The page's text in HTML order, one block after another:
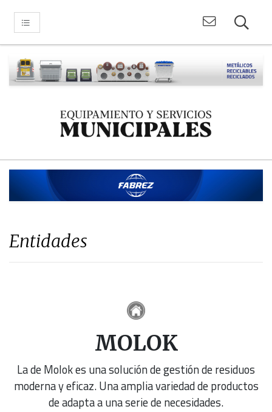
Entidades
MOLOK
La de Molok es una solución de gestión de residuos
moderna y eficaz. Una amplia variedad de productos
de adapta a una serie de necesidades.